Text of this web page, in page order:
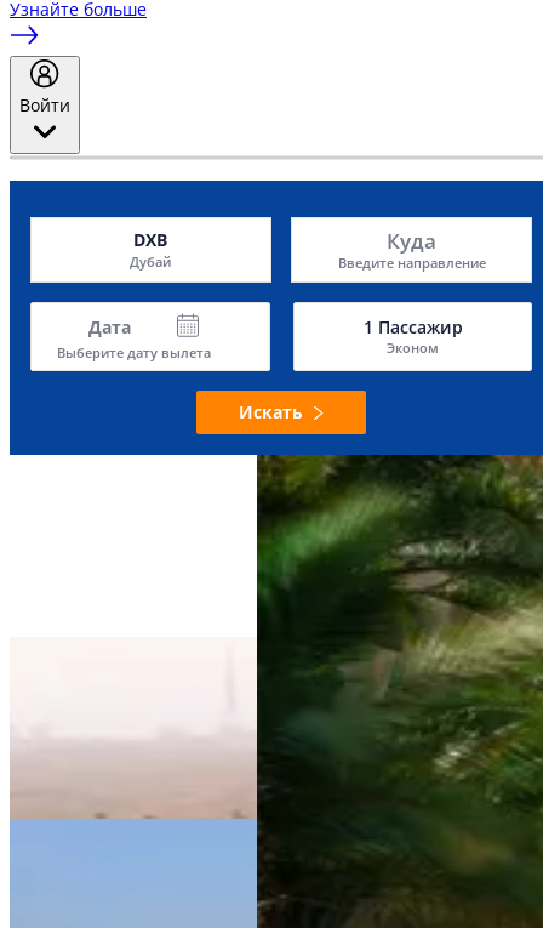
Узнайте больше
Войти
DXB
Дубай
Куда
Введите направление
Дата
Выберите дату вылета
1 Пассажир
Эконом
Искать